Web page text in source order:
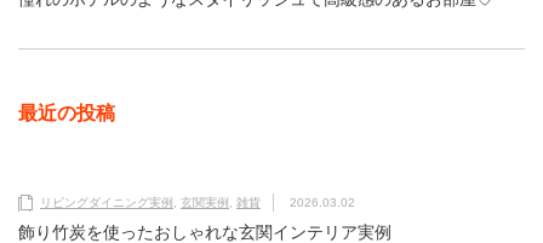
最近の投稿
リビングダイニング実例 玄関実例 雑貨 2026.03.02
飾り竹炭を使ったおしゃれな玄関インテリア実例